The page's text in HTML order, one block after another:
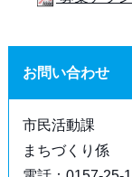
お問い合わせ
市民活動課
まちづくり係